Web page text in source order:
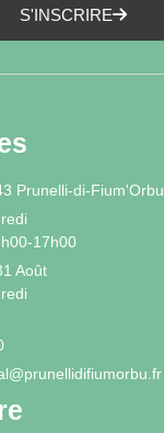
S'INSCRIRE
Prunelli-di-Fium'Orbu
17h00
Août